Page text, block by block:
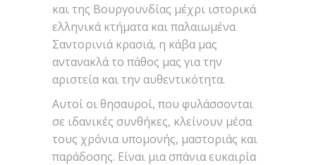
και της Βουργουνδίας μέχρι ιστορικά
ελληνικά κτήματα και παλαιωμένα
Σαντορινιά κρασιά, η κάβα μας
αντανακλά το πάθος μας για την
αριστεία και την αυθεντικότητα.
Αυτοί οι θησαυροί, που φυλάσσονται
σε ιδανικές συνθήκες, κλείνουν μέσα
τους χρόνια υπομονής, μαστοριάς και
παράδοσης. Είναι μια σπάνια ευκαιρία